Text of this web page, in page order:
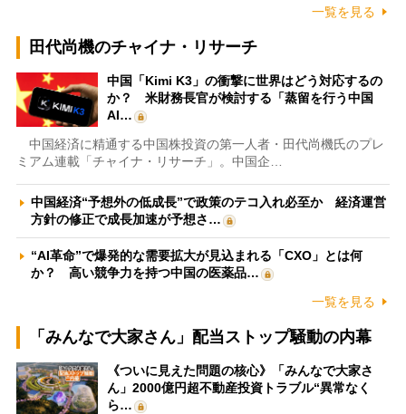
一覧を見る
田代尚機のチャイナ・リサーチ
中国「Kimi K3」の衝撃に世界はどう対応するの
か？ 米財務長官が検討する「蒸留を行う中国
AI…
中国経済に精通する中国株投資の第一人者・田代尚機氏のプレ
ミアム連載「チャイナ・リサーチ」。中国企…
中国経済“予想外の低成長”で政策のテコ入れ必至か 経済運営
方針の修正で成長加速が予想さ…
“AI革命”で爆発的な需要拡大が見込まれる「CXO」とは何
か？ 高い競争力を持つ中国の医薬品…
一覧を見る
「みんなで大家さん」配当ストップ騒動の内幕
《ついに見えた問題の核心》「みんなで大家さ
ん」2000億円超不動産投資トラブル“異常なく
ら…